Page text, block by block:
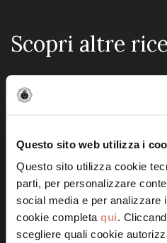
Questo sito web utilizza i
Questo sito utilizza cookie
parti, per personalizzare
social media e per analizzare
cookie completa qui.
scegliere quali cookie
Scopri altre
piselli e Mortadella
Bologna IGP